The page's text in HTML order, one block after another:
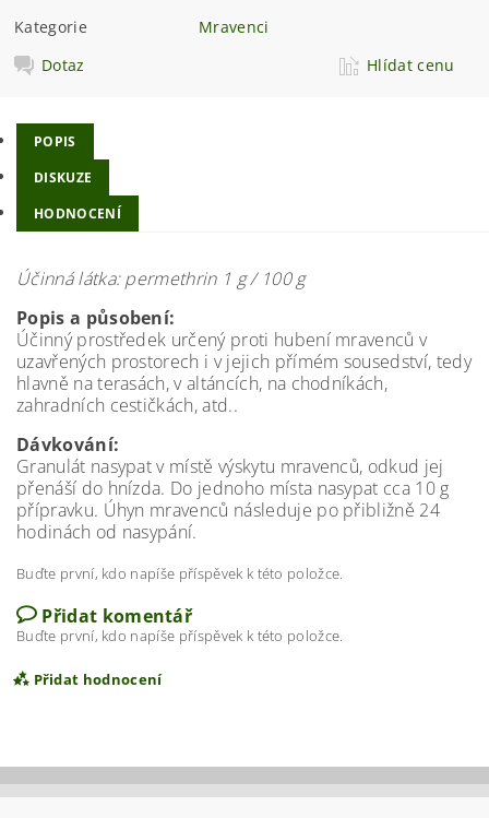
Kategorie
Mravenci
Dotaz
Hlídat cenu
POPIS
DISKUZE
HODNOCENÍ
Účinná látka: permethrin 1 g / 100 g
Popis a působení:
Účinný prostředek určený proti hubení mravenců v
uzavřených prostorech i v jejich přímém sousedství, tedy
hlavně na terasách, v altáncích, na chodníkách,
zahradních cestičkách, atd..
Dávkování:
Granulát nasypat v místě výskytu mravenců, odkud jej
přenáší do hnízda. Do jednoho místa nasypat cca 10 g
přípravku. Úhyn mravenců následuje po přibližně 24
hodinách od nasypání.
Buďte první, kdo napíše příspěvek k této položce.
Přidat komentář
Buďte první, kdo napíše příspěvek k této položce.
Přidat hodnocení